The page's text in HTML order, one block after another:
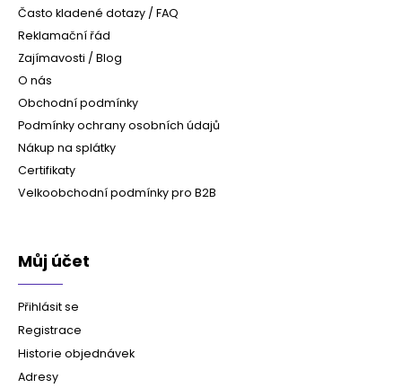
Často kladené dotazy / FAQ
Reklamační řád
Zajímavosti / Blog
O nás
Obchodní podmínky
Podmínky ochrany osobních údajů
Nákup na splátky
Certifikaty
Velkoobchodní podmínky pro B2B
Můj účet
Přihlásit se
Registrace
Historie objednávek
Adresy